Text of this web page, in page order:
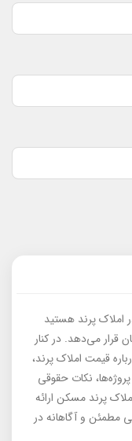
املاک پرند هستید
قرار می‌دهد. در کنار
قیمت املاک پرند،
نکات حقوقی
پرند مسکن ارائه
مطمئن و آگاهانه در